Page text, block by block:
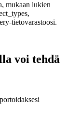
mukaan lukien
tietovarastoosi.
voi tehdä